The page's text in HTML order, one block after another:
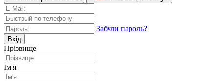
Забули пароль?
Вхід
Прізвище
Ім'я